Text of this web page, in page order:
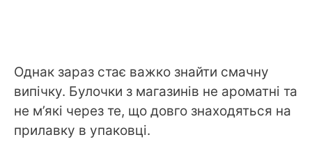
Однак зараз стає важко знайти смачну
випічку. Булочки з магазинів не ароматні та
не м’які через те, що довго знаходяться на
прилавку в упаковці.